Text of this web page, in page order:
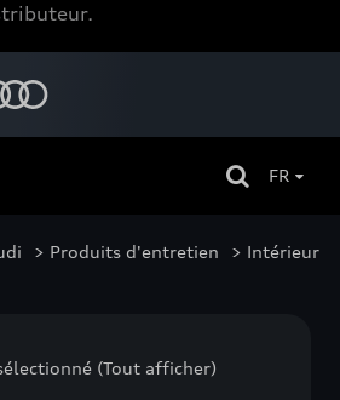
FR
> Produits d'entretien > Intérieur
(Tout afficher)